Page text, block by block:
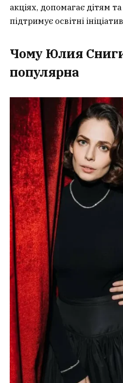
акціях, допомагає дітям
підтримує освітні
Чому Юлия
популярна